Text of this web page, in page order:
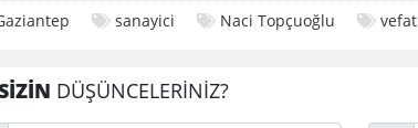
sanayici Naci Topçuoğlu vefat
DÜŞÜNCELERİNİZ?